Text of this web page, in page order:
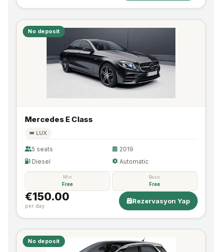
No deposit
Mercedes E Class
👑 LUX
5 seats
2019
Diesel
Automatic
Min
Free
Basic
Free
€150.00
per day
Rezervasyon Yap
No deposit